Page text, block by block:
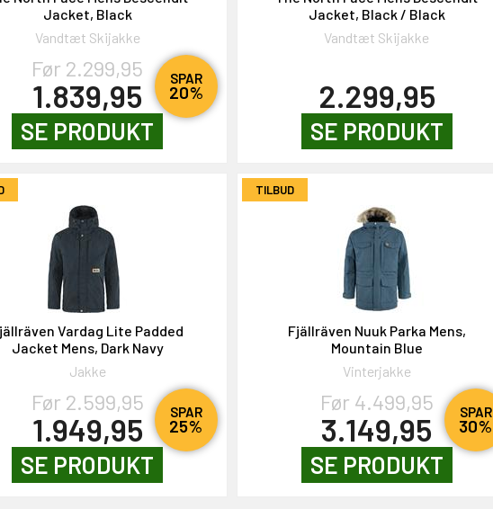
SPAR
20%
Jacket, Black
Vandtæt Skijakke
Før 2.299,95
1.839,95
SE PRODUKT
Jacket, Black / Black
Vandtæt Skijakke
2.299,95
SE PRODUKT
SPAR
25%
Vardag Lite Padded
Jacket Mens, Dark Navy
Jakke
Før 2.599,95
1.949,95
SE PRODUKT
TILBUD
SPAR
30%
Fjällräven Nuuk Parka Mens,
Mountain Blue
Vinterjakke
Før 4.499,95
3.149,95
SE PRODUKT